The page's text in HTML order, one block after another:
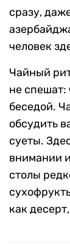
сразу,
человек
Чайный
не спешат:
беседой.
обсудить
суеты.
внимании
столы
как